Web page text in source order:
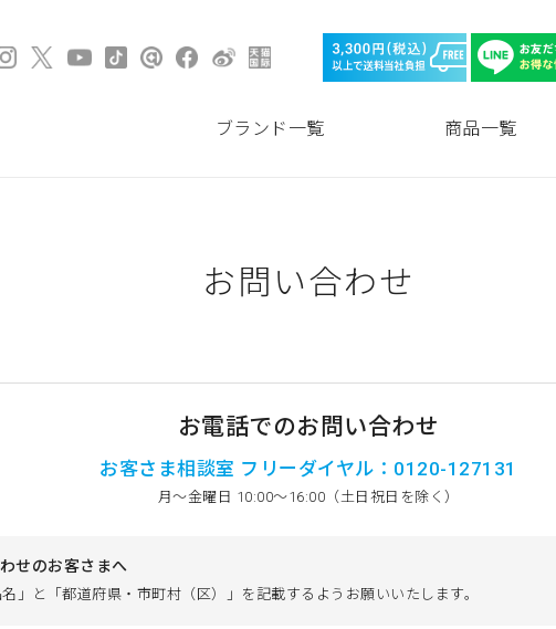
ブランド一覧 商品一覧
お問い合わせ
お電話でのお問い合わせ
お客さま相談室 フリーダイヤル：0120-127131
月～金曜日 10:00～16:00（土日祝日を除く）
せのお客さまへ
」と「都道府県・市町村（区）」を記載するようお願いいたします。